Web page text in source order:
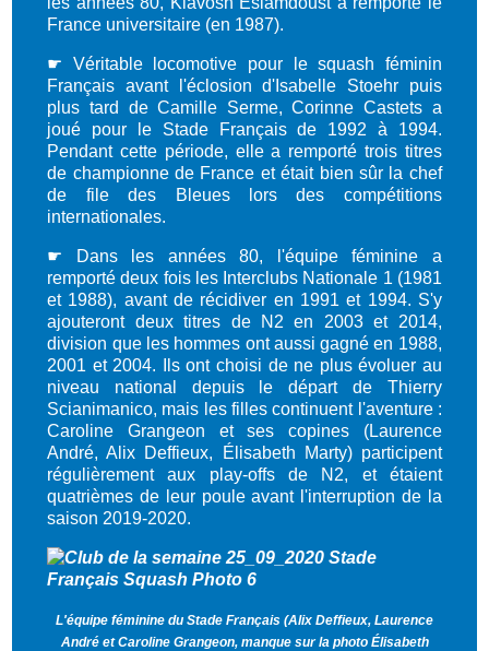
France universitaire (en 1987).
☛ Véritable locomotive pour le squash féminin
Français avant l'éclosion d'Isabelle Stoehr puis
plus tard de Camille Serme, Corinne Castets a
joué pour le Stade Français de 1992 à 1994.
Pendant cette période, elle a remporté trois titres
de championne de France et était bien sûr la chef
de file des Bleues lors des compétitions
internationales.
☛ Dans les années 80, l'équipe féminine a
remporté deux fois les Interclubs Nationale 1 (1981
et 1988), avant de récidiver en 1991 et 1994. S'y
ajouteront deux titres de N2 en 2003 et 2014,
division que les hommes ont aussi gagné en 1988,
2001 et 2004. Ils ont choisi de ne plus évoluer au
niveau national depuis le départ de Thierry
Scianimanico, mais les filles continuent l'aventure :
Caroline Grangeon et ses copines (Laurence
André, Alix Deffieux, Élisabeth Marty) participent
régulièrement aux play-offs de N2, et étaient
quatrièmes de leur poule avant l'interruption de la
saison 2019-2020.
L'équipe féminine du Stade Français (Alix Deffieux, Laurence
André et Caroline Grangeon, manque sur la photo Élisabeth